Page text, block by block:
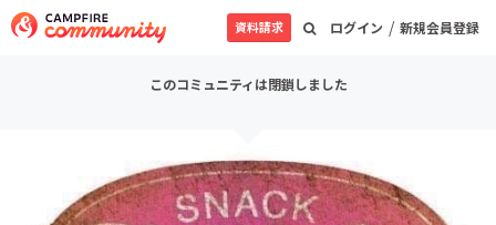
ログイン / 新規会員登録
資料請求
このコミュニティは閉鎖しました